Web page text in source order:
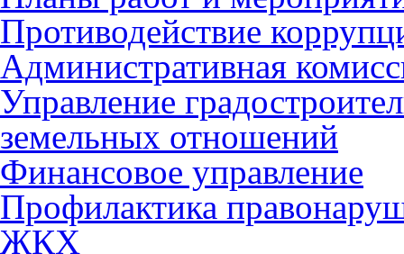
Противодействие
Административная
Управление
земельных отношений
Финансовое управление
Профилактика
ЖКХ